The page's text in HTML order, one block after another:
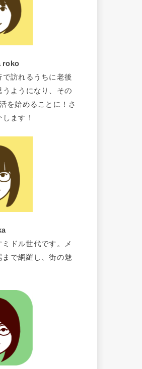
roko
訪れるうちに老後
ようになり、その
を始めることに！さ
ます！
ドル世代です。メ
まで網羅し、街の魅